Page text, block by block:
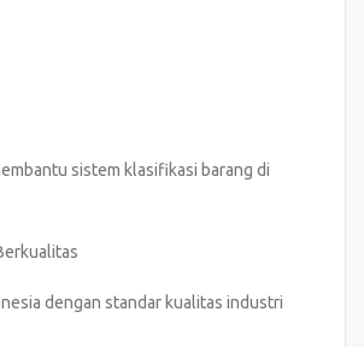
sistem klasifikasi barang di
dengan standar kualitas industri